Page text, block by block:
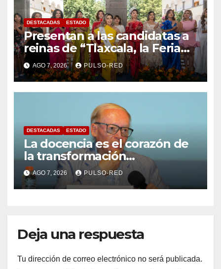
DESTACADAS ESTADO
Presentan a las candidatas a
reinas de “Tlaxcala, la Feria
de Ferias 2026: La Flor
Tlaxcalteca”
AGO 7, 2026 PULSO-RED
DESTACADAS ESTADO
La docencia es el corazón de
la transformación
universitaria: Rector de la
UATx
AGO 7, 2026 PULSO-RED
Deja una respuesta
Tu dirección de correo electrónico no será publicada.